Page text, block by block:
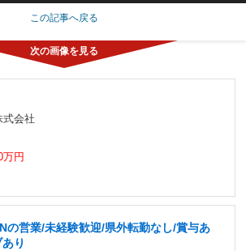
この記事へ戻る
式会社
万円
の営業/未経験歓迎/県外転勤なし/賞与あ
り